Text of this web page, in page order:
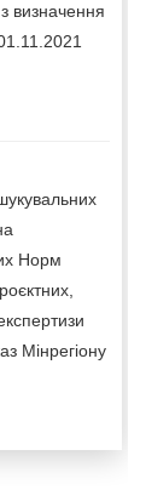
визначення
Норм
Мінрегіону